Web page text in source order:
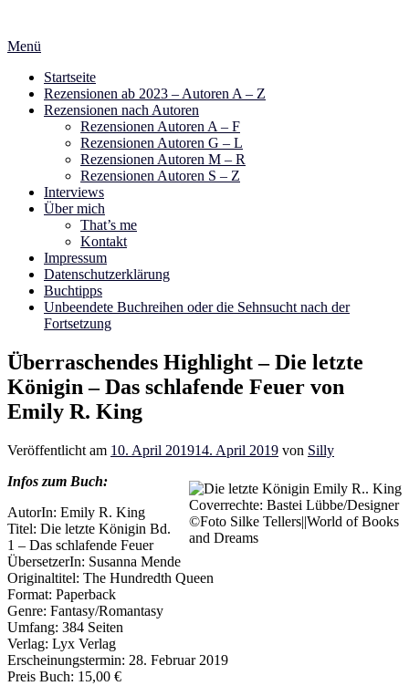
springen
Menü
Startseite
Rezensionen ab 2023 – Autoren A – Z
Rezensionen nach Autoren
Rezensionen Autoren A – F
Rezensionen Autoren G – L
Rezensionen Autoren M – R
Rezensionen Autoren S – Z
Interviews
Über mich
That’s me
Kontakt
Impressum
Datenschutzerklärung
Buchtipps
Unbeendete Buchreihen oder die Sehnsucht nach der
Fortsetzung
Überraschendes Highlight – Die letzte
Königin – Das schlafende Feuer von
Emily R. King
Veröffentlicht am 10. April 201914. April 2019 von Silly
Coverrechte: Bastei Lübbe/Designer
©Foto Silke Tellers||World of Books
and Dreams
Infos zum Buch:
AutorIn: Emily R. King
Titel: Die letzte Königin Bd.
1 – Das schlafende Feuer
ÜbersetzerIn: Susanna Mende
Originaltitel: The Hundredth Queen
Format: Paperback
Genre: Fantasy/Romantasy
Umfang: 384 Seiten
Verlag: Lyx Verlag
Erscheinungstermin: 28. Februar 2019
Preis Buch: 15,00 €